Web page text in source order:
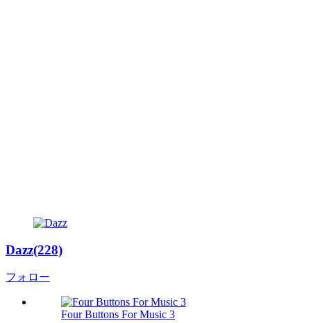
Dazz(228)
フォロー
Four Buttons For Music 3